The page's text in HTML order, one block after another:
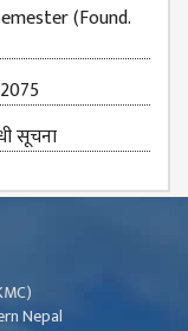
(Found.
सूचना
Nepal